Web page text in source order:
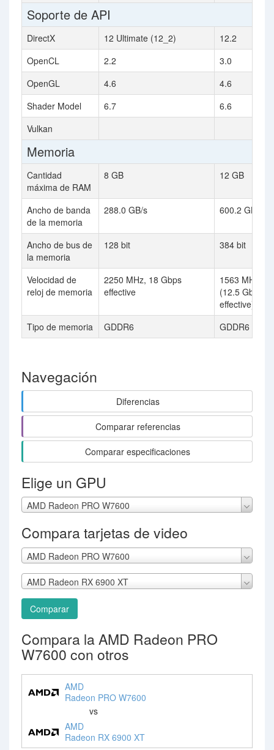
Soporte de API
DirectX 12 Ultimate (12_2)
12.2
OpenCL
2.2
3.0
OpenGL
4.6
4.6
Shader Model
6.7
6.6
Vulkan
Memoria
Cantidad
máxima de RAM
8 GB 12 GB
Ancho de banda
de la memoria
288.0 GB/s 600.2 GB/s
Ancho de bus de
la memoria
128 bit 384 bit
Velocidad de
reloj de memoria
2250 MHz, 18 Gbps
effective
1563 MHz
(12.5 Gbps
effective)
Tipo de memoria
GDDR6 GDDR6
Navegación
Diferencias
Comparar referencias
Comparar especificaciones
Elige un GPU
AMD Radeon PRO W7600
Compara tarjetas de video
AMD Radeon PRO W7600
AMD Radeon RX 6900 XT
Comparar
Compara la AMD Radeon PRO
W7600 con otros
AMD
Radeon PRO W7600
vs
AMD
Radeon RX 6900 XT